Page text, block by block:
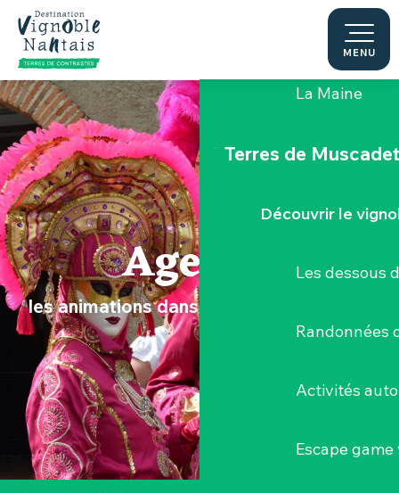
Aller
contenu
principal
MENU
Le "Porte-
La Maine
Terres de Muscadet
Découvrir le
Les dessous
Randonnées
Activités
Escape
Agenda
les animations dans le Vignoble Nantais